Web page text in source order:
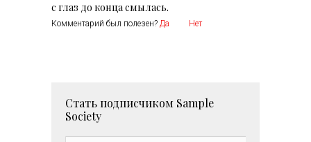
с глаз до конца смылась.
Комментарий был полезен? Да Нет
Стать подписчиком Sample
Society